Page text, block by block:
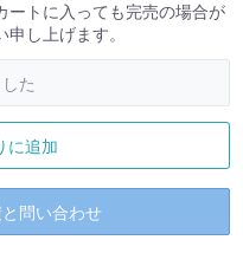
ートに入っても完売の場合が
し上げます。
た
に追加
問い合わせ